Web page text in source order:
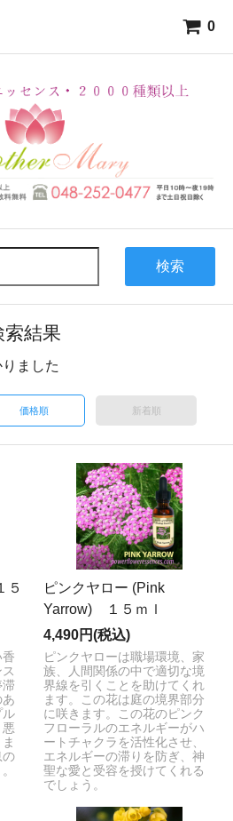
0
検索
索結果
ました
価格順 新着順
５
滞
ル
の
ピンクヤロー (Pink
Yarrow) １５ｍｌ
4,490円(税込)
ピンクヤローは職場環境、家
族、人間関係の中で適切な境
界線を引くことを助けてくれ
ます。この花は庭の境界部分
に咲きます。この花のピンク
フローラルのエネルギーがハ
ートチャクラを活性化させ、
エネルギーの滞りを防ぎ、神
聖な愛と受容を授けてくれる
でしょう。